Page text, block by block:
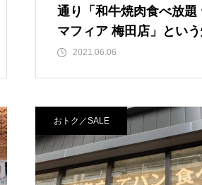
通り「和牛焼肉食べ放題
マフィア 梅田店」とい
オープンされていました
2021.06.06
おトク／SALE